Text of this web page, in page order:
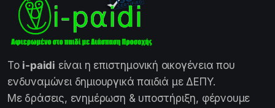
Το i-paidi είναι η επιστημονική οικογένεια που
ενδυναμώνει δημιουργικά παιδιά με ΔΕΠΥ.
Με δράσεις, ενημέρωση & υποστήριξη, φέρνουμε